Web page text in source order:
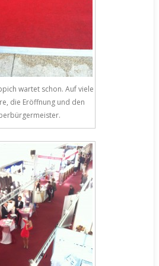
wartet schon. Auf viele
die Eröffnung und den